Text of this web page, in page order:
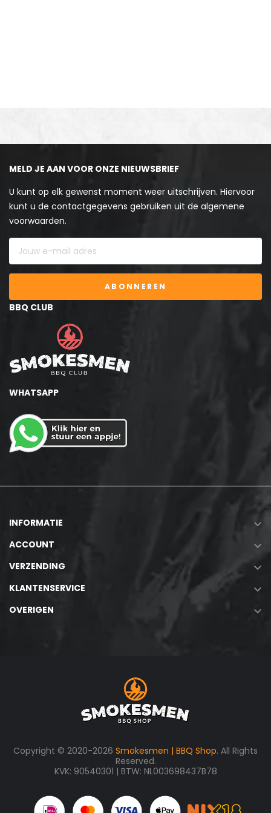
MELD JE AAN VOOR ONZE NIEUWSBRIEF
U kunt op elk gewenst moment weer uitschrijven. Hiervoor
kunt u de contactgegevens gebruiken uit de algemene
voorwaarden.
ABONNEREN
BBQ CLUB
WHATSAPP
INFORMATIE 
ACCOUNT 
VERZENDING 
KLANTENSERVICE 
OVERIGEN 
Copyright © 2020-2026 Smokesmen | BBQ Shop. All Rights
Reserved.
KVK: 90540301 | BTW: NL003698437B78